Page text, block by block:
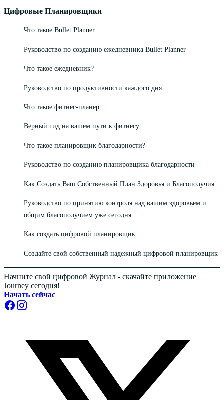
Цифровые Планировщики
Что такое Bullet Planner
Руководство по созданию ежедневника Bullet Planner
Что такое ежедневник?
Руководство по продуктивности каждого дня
Что такое фитнес-планер
Верный гид на вашем пути к фитнесу
Что такое планировщик благодарности?
Руководство по созданию планировщика благодарности
Как Создать Ваш Собственный План Здоровья и Благополучия
Руководство по принятию контроля над вашим здоровьем и
общим благополучием уже сегодня
Как создать цифровой планировщик
Создайте свой собственный надежный цифровой планировщик
Начните свой цифровой Журнал - скачайте приложение
Journey сегодня!
Начать сейчас